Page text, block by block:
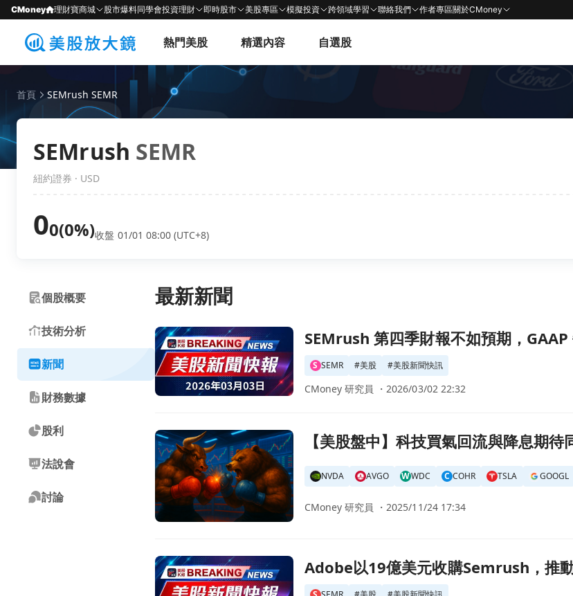
CMoney 理財寶商城 股市爆料同學會投資理財 即時股市 美股專區 模擬投資 跨領域學習 聯絡我們 作者專區關於CMoney
熱門美股 精選內容 自選股
首頁 SEMrush SEMR
SEMrush SEMR
紐約證券 · USD
00(0%)收盤 01/01 08:00 (UTC+8)
個股概要
技術分析
新聞
財務數據
股利
法說會
討論
最新新聞
前往SEMrush 第四季財報不如預期，GAAP 每股虧損超出市場預測！頁面
SEMrush 第四季財報不如預期，GAAP
S SEMR #美股 #美股新聞快訊
CMoney 研究員 ・2026/03/02 22:32
前往【美股盤中】科技買氣回流與降息期待同現 科技權值帶動美股反彈(2025.11.25)
【美股盤中】科技買氣回流與降息期
NVDA AVGO WWDC C COHR TSLA GOOGL
CMoney 研究員 ・2025/11/24 17:34
前往Adobe以19億美元收購Semrush，推動行銷平臺股價飆升70%頁面
Adobe以19億美元收購Semrush，推